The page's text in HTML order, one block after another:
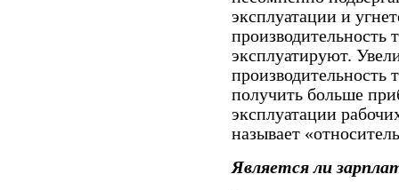
эксплуатации и
производительность
эксплуатируют.
производительность
получить больше
эксплуатации
называет
Является ли